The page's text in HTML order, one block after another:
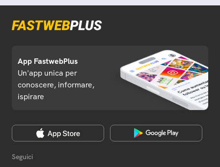
App FastwebPlus
Un'app unica per
conoscere, informare,
ispirare
Seguici